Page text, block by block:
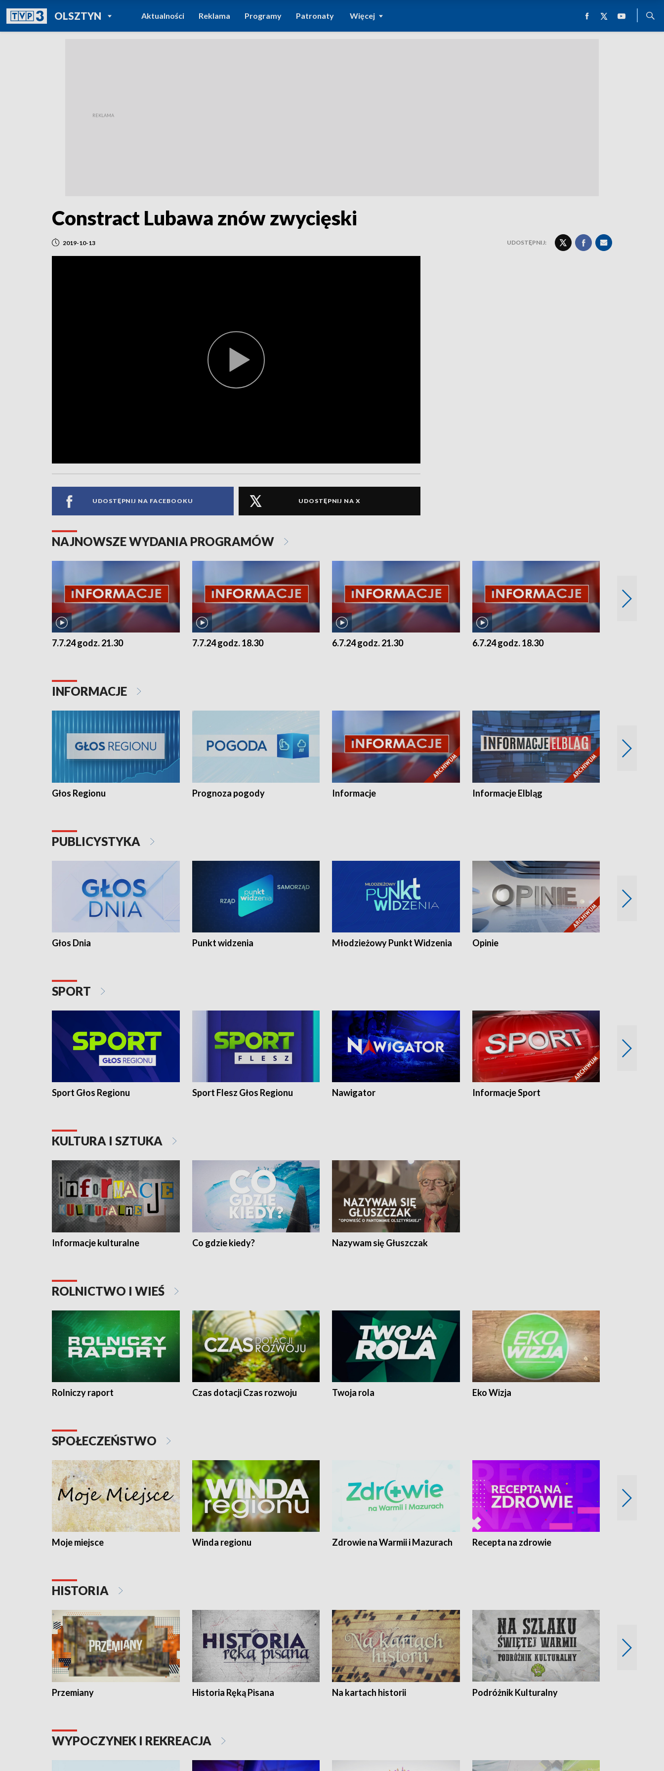
OLSZTYNPOWRÓT DO
TVP REGIONY
Aktualności Reklama Programy Patronaty Więcej
Constract Lubawa znów zwycięski
2019-10-13 UDOSTĘPNIJ:
UDOSTĘPNIJ NA FACEBOOKU UDOSTĘPNIJ NA X
NAJNOWSZE WYDANIA PROGRAMÓW
7.7.24 godz. 21.30 7.7.24 godz. 18.30 6.7.24 godz. 21.30 6.7.24 godz. 18.30
INFORMACJE
Głos Regionu Prognoza pogody Informacje Informacje Elbląg
PUBLICYSTYKA
Głos Dnia Punkt widzenia Młodzieżowy Punkt Widzenia Opinie
SPORT
Sport Głos Regionu Sport Flesz Głos Regionu Nawigator Informacje Sport
KULTURA I SZTUKA
Informacje kulturalne Co gdzie kiedy? Nazywam się Głuszczak
ROLNICTWO I WIEŚ
Rolniczy raport Czas dotacji Czas rozwoju Twoja rola Eko Wizja
SPOŁECZEŃSTWO
Moje miejsce Winda regionu Zdrowie na Warmii i Mazurach Recepta na zdrowie
HISTORIA
Przemiany Historia Ręką Pisana Na kartach historii Podróżnik Kulturalny
WYPOCZYNEK I REKREACJA